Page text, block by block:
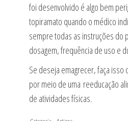
foi desenvolvido é algo bem
topiramato quando o médico
sempre todas as instruções do
dosagem, frequência de uso e
Se deseja emagrecer, faça isso
por meio de uma reeducação
de atividades físicas.